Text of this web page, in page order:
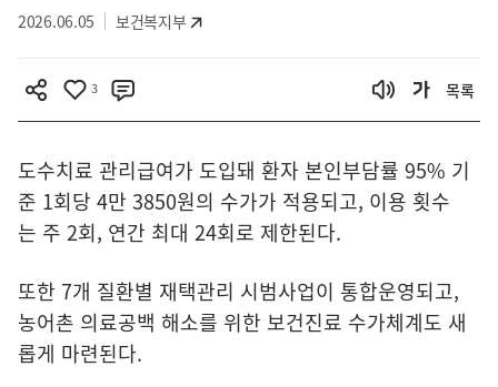
2026.06.05 보건복지부
3 목록
도수치료 관리급여가 도입돼 환자 본인부담률 95% 기
준 1회당 4만 3850원의 수가가 적용되고, 이용 횟수
는 주 2회, 연간 최대 24회로 제한된다.
또한 7개 질환별 재택관리 시범사업이 통합운영되고,
농어촌 의료공백 해소를 위한 보건진료 수가체계도 새
롭게 마련된다.